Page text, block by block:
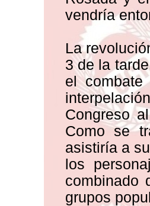
vendría
La
3 de la
el
Congreso
Como se
asistiría a
los
combinado
grupos